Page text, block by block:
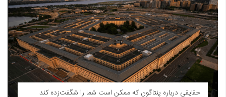
حقایقی درباره پنتاگون که ممکن است شما را شگفت‌زده کند